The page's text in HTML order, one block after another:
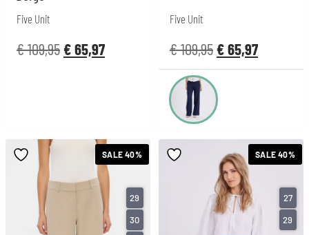
Five Unit
€109,95€65,97
Five Unit
€109,95€65,97
SALE 40%
29
30
SALE 40%
27
29